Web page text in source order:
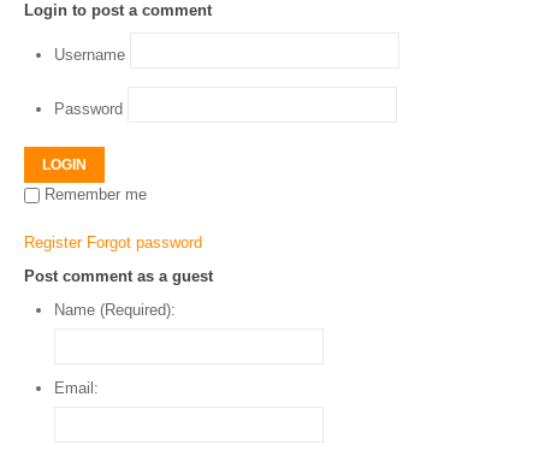
Login to post a comment
Username
Password
LOGIN
Remember me
Register Forgot password
Post comment as a guest
Name (Required):
Email: